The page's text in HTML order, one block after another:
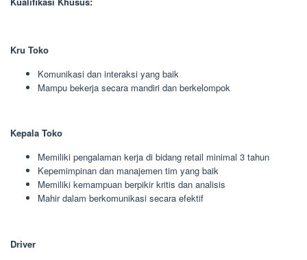
Kru Toko
Komunikasi dan interaksi yang baik
Mampu bekerja secara mandiri dan berkelompok
Kepala Toko
Memiliki pengalaman kerja di bidang retail minimal 3 tahun
Kepemimpinan dan manajemen tim yang baik
Memiliki kemampuan berpikir kritis dan analisis
Mahir dalam berkomunikasi secara efektif
Driver